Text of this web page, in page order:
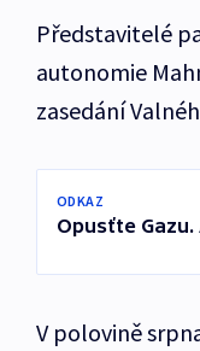
Představitelé
autonomie
zasedání
ODKAZ
Opusťte
V polovině